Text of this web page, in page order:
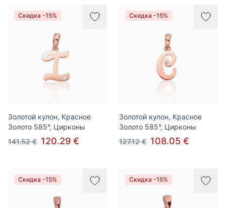
Скидка -15%
Золотой кулон, Красное
Золото 585°, Цирконы
141.52 € 120.29 €
Скидка -15%
Золотой кулон, Красное
Золото 585°, Цирконы
127.12 € 108.05 €
Скидка -15% Скидка -15%